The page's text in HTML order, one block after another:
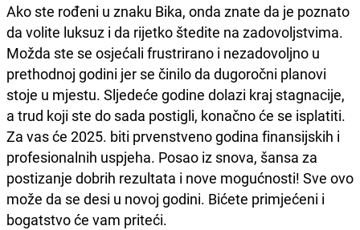
Ako ste rođeni u znaku Bika, onda znate da je poznato
da volite luksuz i da rijetko štedite na zadovoljstvima.
Možda ste se osjećali frustrirano i nezadovoljno u
prethodnoj godini jer se činilo da dugoročni planovi
stoje u mjestu. Sljedeće godine dolazi kraj stagnacije,
a trud koji ste do sada postigli, konačno će se isplatiti.
Za vas će 2025. biti prvenstveno godina finansijskih i
profesionalnih uspjeha. Posao iz snova, šansa za
postizanje dobrih rezultata i nove mogućnosti! Sve ovo
može da se desi u novoj godini. Bićete primjećeni i
bogatstvo će vam priteći.